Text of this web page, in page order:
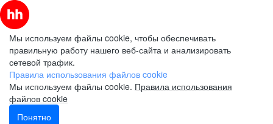
Мы используем файлы cookie, чтобы обеспечивать
правильную работу нашего веб-сайта и анализировать
сетевой трафик.
Правила использования файлов cookie
Мы используем файлы cookie. Правила использования
файлов cookie
Понятно